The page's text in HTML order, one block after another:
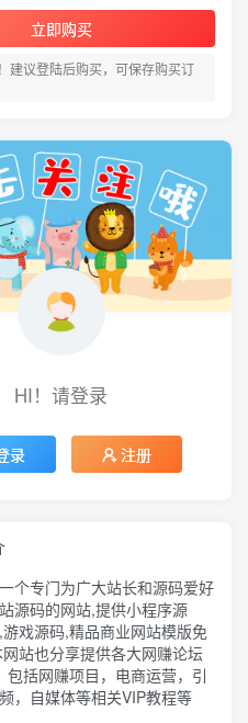
HI！请登录
录 注册
立即购买
建议登陆后购买，可保存购买订
HI！请登录
录 注册
个专门为广大站长和源码爱好
源码的网站,提供小程序源
戏源码,精品商业网站模版免
站也分享提供各大网赚论坛
包括网赚项目，电商运营，引
，自媒体等相关VIP教程等